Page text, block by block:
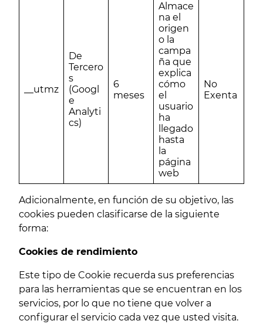
__utmz
De
Tercero
s
(Googl
e
Analyti
cs)
6
meses
Almace
na el
origen
o la
campa
ña que
explica
cómo
el
usuario
ha
llegado
hasta
la
página
web
No
Exenta
Adicionalmente, en función de su objetivo, las
cookies pueden clasificarse de la siguiente
forma:
Cookies de rendimiento
Este tipo de Cookie recuerda sus preferencias
para las herramientas que se encuentran en los
servicios, por lo que no tiene que volver a
configurar el servicio cada vez que usted visita.